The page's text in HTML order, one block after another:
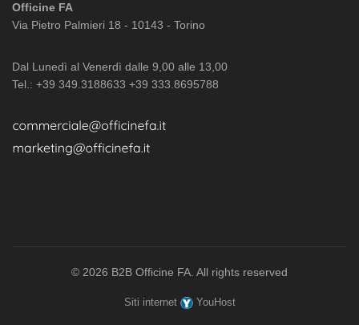
Officine FA
Via Pietro Palmieri 18 - 10143 - Torino
Dal Lunedì al Venerdì dalle 9,00 alle 13,00
Tel.: +39 349.3188633 +39 333.8695788
© 2026 B2B Officine FA . All rights reserved
Siti internet YouHost